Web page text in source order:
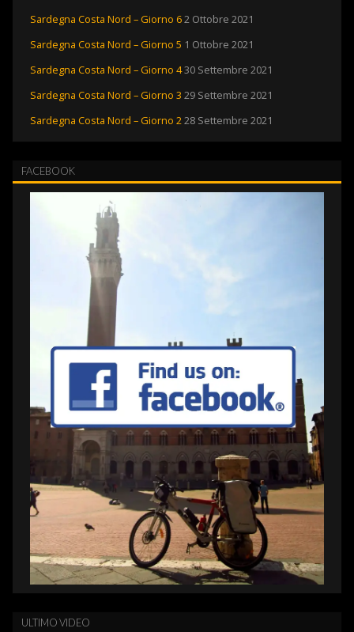
Sardegna Costa Nord – Giorno 6 2 Ottobre 2021
Sardegna Costa Nord – Giorno 5 1 Ottobre 2021
Sardegna Costa Nord – Giorno 4 30 Settembre 2021
Sardegna Costa Nord – Giorno 3 29 Settembre 2021
Sardegna Costa Nord – Giorno 2 28 Settembre 2021
FACEBOOK
ULTIMO VIDEO